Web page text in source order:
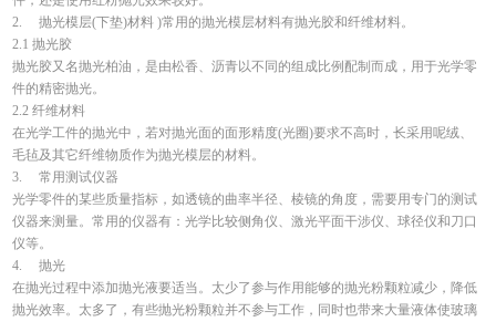
2. 抛光模层(下垫)材料 )常用的抛光模层材料有抛光胶和纤维材料。
2.1 抛光胶
抛光胶又名抛光柏油，是由松香、沥青以不同的组成比例配制而成，用于光学零
件的精密抛光。
2.2 纤维材料
在光学工件的抛光中，若对抛光面的面形精度(光圈)要求不高时，长采用呢绒、
毛毡及其它纤维物质作为抛光模层的材料。
3. 常用测试仪器
光学零件的某些质量指标，如透镜的曲率半径、棱镜的角度，需要用专门的测试
仪器来测量。常用的仪器有：光学比较侧角仪、激光平面干涉仪、球径仪和刀口
仪等。
4. 抛光
在抛光过程中添加抛光液要适当。太少了参与作用能够的抛光粉颗粒减少，降低
抛光效率。太多了，有些抛光粉颗粒并不参与工作，同时也带来大量液体使玻璃